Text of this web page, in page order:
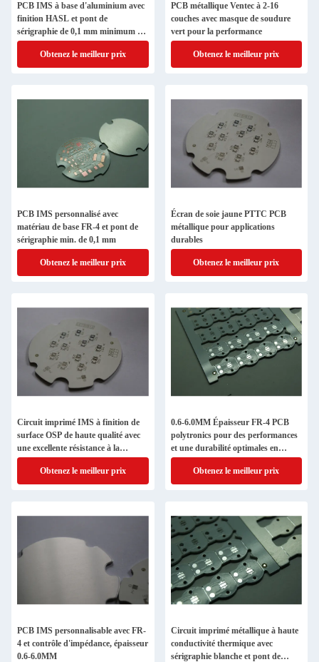
PCB IMS à base d'aluminium avec
finition HASL et pont de
sérigraphie de 0,1 mm minimum et
contrôle d'impédance
Obtenez le meilleur prix
PCB métallique Ventec à 2-16
couches avec masque de soudure
vert pour la performance
Obtenez le meilleur prix
PCB IMS personnalisé avec
matériau de base FR-4 et pont de
sérigraphie min. de 0,1 mm
Obtenez le meilleur prix
Écran de soie jaune PTTC PCB
métallique pour applications
durables
Obtenez le meilleur prix
Circuit imprimé IMS à finition de
surface OSP de haute qualité avec
une excellente résistance à la
traction et une épaisseur de PCB de
0,6 à 6,0 mm
Obtenez le meilleur prix
0.6-6.0MM Épaisseur FR-4 PCB
polytronics pour des performances
et une durabilité optimales en
électronique
Obtenez le meilleur prix
PCB IMS personnalisable avec FR-
4 et contrôle d'impédance, épaisseur
0.6-6.0MM
Circuit imprimé métallique à haute
conductivité thermique avec
sérigraphie blanche et pont de